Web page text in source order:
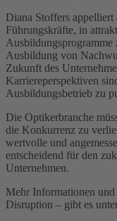
Diana Stoffers appelliert
Führungskräfte, in
Ausbildung von
Zukunft des
Karriereperspektiven
Ausbildungsbetrieb zu
Die Optikerbranche
die Konkurrenz zu
wertvolle und
entscheidend für den
Unternehmen.
Mehr Informationen
Disruption – gibt es